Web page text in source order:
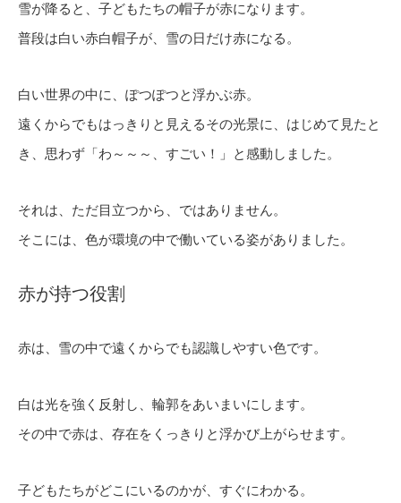
雪が降ると、子どもたちの帽子が赤になります。
普段は白い赤白帽子が、雪の日だけ赤になる。
白い世界の中に、ぽつぽつと浮かぶ赤。
遠くからでもはっきりと見えるその光景に、はじめて見たと
き、思わず「わ～～～、すごい！」と感動しました。
それは、ただ目立つから、ではありません。
そこには、色が環境の中で働いている姿がありました。
赤が持つ役割
赤は、雪の中で遠くからでも認識しやすい色です。
白は光を強く反射し、輪郭をあいまいにします。
その中で赤は、存在をくっきりと浮かび上がらせます。
子どもたちがどこにいるのかが、すぐにわかる。